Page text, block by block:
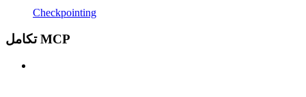
Checkpointing
تكامل MCP